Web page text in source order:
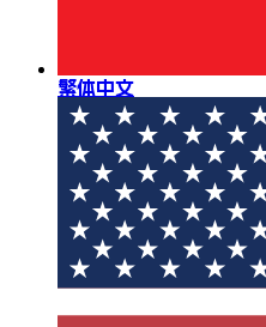
繁体中文